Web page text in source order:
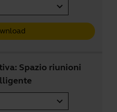
expand_more
Spazio riunioni
expand_more